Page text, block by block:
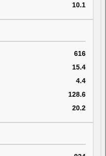
10.1
616
15.4
4.4
128.6
20.2